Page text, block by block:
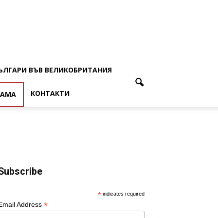
ВЪВ ВЕЛИКОБРИТАНИЯ
КОНТАКТИ
* indicates required
Address *